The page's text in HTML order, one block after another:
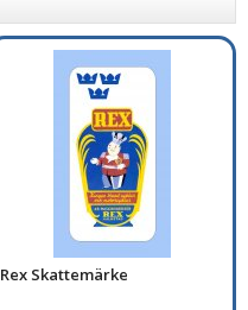
Rex Skattemärke